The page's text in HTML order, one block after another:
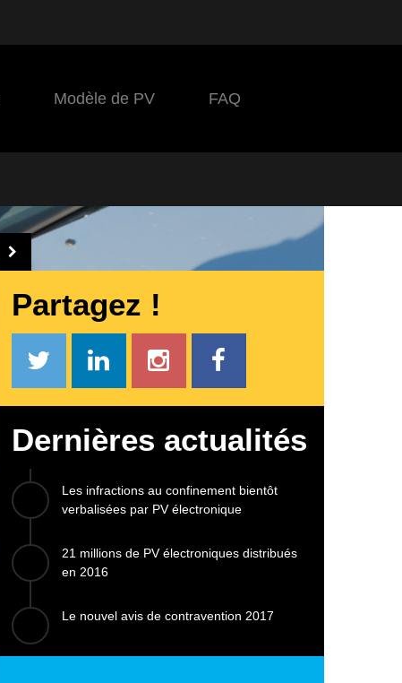
Modèle de PV FAQ
Partagez !
Dernières actualités
Les infractions au confinement bientôt
verbalisées par PV électronique
21 millions de PV électroniques distribués
en 2016
Le nouvel avis de contravention 2017